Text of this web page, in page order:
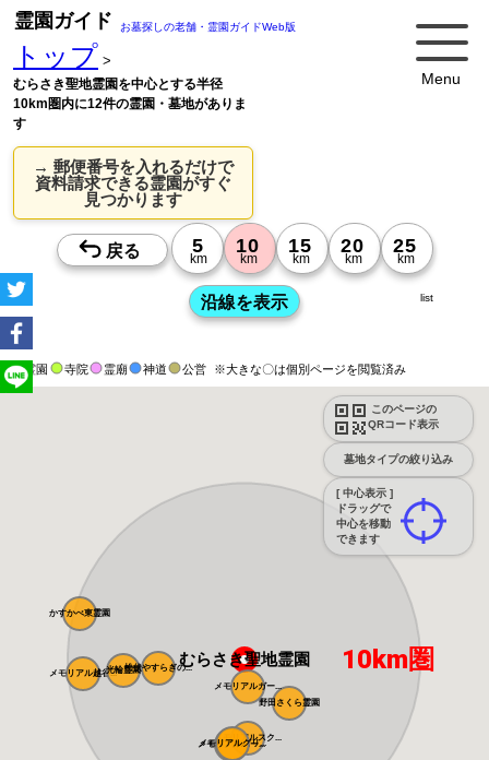
Menu
霊園ガイド お墓探しの老舗・霊園ガイドWeb版
トップ >
むらさき聖地霊園を中心とする半径
10km圏内に12件の霊園・墓地がありま
す
→ 郵便番号を入れるだけで
資料請求できる霊園がすぐ
見つかります
霊園 寺院 霊廟 神道 公営 ※大きな〇は個別ページを閲覧済み
このページの
QRコード表示
墓地タイプの絞り込み
[ 中心表示 ]
ドラッグで
中心を移動
できます
list
メモリアル越谷...
かすかべ東霊園
光輪霊園松伏やすらぎの...
野田さくら霊園
メモリアルスク...
メモリアルガー...
メモリアルパー...
メモリアルグリ...
むらさき聖地霊園 10km圏